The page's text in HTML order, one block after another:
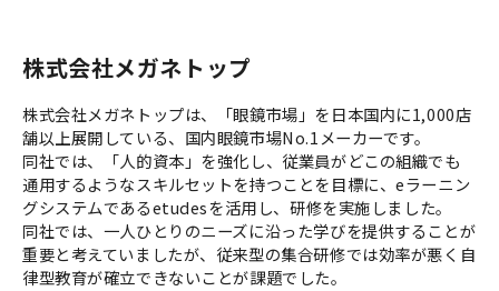
株式会社メガネトップ
株式会社メガネトップは、「眼鏡市場」を日本国内に1,000店
舗以上展開している、国内眼鏡市場No.1メーカーです。
同社では、「人的資本」を強化し、従業員がどこの組織でも
通用するようなスキルセットを持つことを目標に、eラーニン
グシステムであるetudesを活用し、研修を実施しました。
同社では、一人ひとりのニーズに沿った学びを提供することが
重要と考えていましたが、従来型の集合研修では効率が悪く自
律型教育が確立できないことが課題でした。